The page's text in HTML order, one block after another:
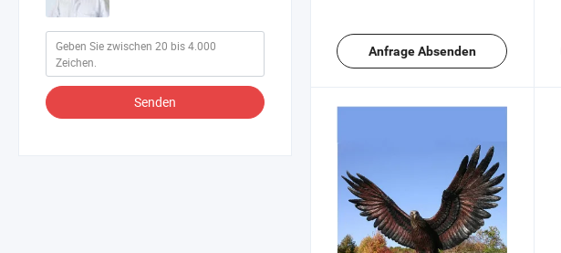
Senden
Anfrage Absenden